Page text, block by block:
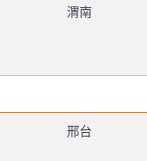
渭南
邢台